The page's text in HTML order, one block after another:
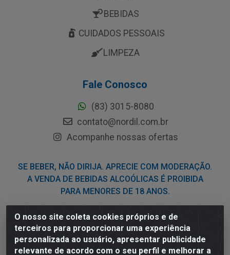
O nosso site coleta cookies próprios e de
terceiros para proporcionar uma experiência
personalizada ao usuário, apresentar publicidade
relevante de acordo com o seu perfil e melhorar a
BEBIDAS
CUIDADOS PESSOAIS
LIMPEZA
Fale Conosco
(83) 3015-8080
contato@nordil.com.br
Acompanhe nossas ofertas
SE BEBER, NÃO DIRIJA. APRECIE COM MODERAÇÃO.
A VENDA DE BEBIDAS ALCOÓLICAS É PROIBIDA
PARA MENORES DE 18 ANOS.
Nordil Distribuidora - Avenida Liberdade, 2738, Bloco F -
Sesi - Bayeux/PB - CEP 58.111-400 - CNPJ
03.775.813/0001-41